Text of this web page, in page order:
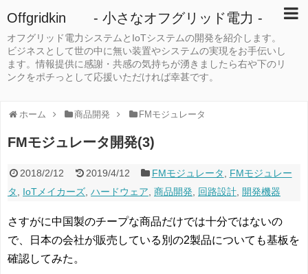
Offgridkin - 小さなオフグリッド電力 -
オフグリッド電力システムとIoTシステムの開発を紹介します。
ビジネスとして世の中に無い装置やシステムの実現をお手伝いし
ます。情報提供に感謝・共感の気持ちが湧きましたら右や下のリ
ンクをポチっとして応援いただければ幸甚です。
ホーム 商品開発 FMモジュレータ
FMモジュレータ開発(3)
2018/2/12 2019/4/12 FMモジュレータ
FMモジュレー
タ
IoTメイカーズ ハードウェア 商品開発 回路設計 開発機器
さすがに中国製のチープな商品だけでは十分ではないの
で、日本の会社が販売している別の2製品についても基板を
確認してみた。